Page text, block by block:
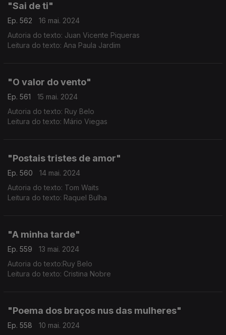
"Sai de ti"
Ep. 562
16 mai. 2024
Autoria do texto: Juan Vicente Piqueras
Leitura do texto: Ana Paula Jardim
"O valor do vento"
Ep. 561
15 mai. 2024
Autoria do texto: Ruy Belo
Leitura do texto: Mário Viegas
"Postais tristes de amor"
Ep. 560
14 mai. 2024
Autoria do texto: Tom Waits
Leitura do texto: Raquel Bulha
"A minha tarde"
Ep. 559
13 mai. 2024
Autoria do texto:Ruy Belo
Leitura do texto: Cristina Nobre
"Poema dos braços nus das mulheres"
Ep. 558
10 mai. 2024